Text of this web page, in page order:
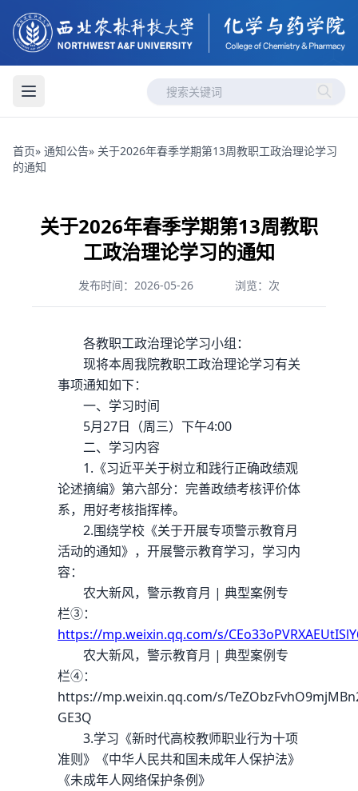
首页» 通知公告» 关于2026年春季学期第13周教职工政治理论学习
的通知
关于2026年春季学期第13周教职
工政治理论学习的通知
发布时间：2026-05-26 浏览： 次
各教职工政治理论学习小组：
现将本周我院教职工政治理论学习有关
事项通知如下：
一、学习时间
5月27日（周三）下午4:00
二、学习内容
1.《习近平关于树立和践行正确政绩观
论述摘编》第六部分：完善政绩考核评价体
系，用好考核指挥棒。
2.围绕学校《关于开展专项警示教育月
活动的通知》，开展警示教育学习，学习内
容：
农大新风，警示教育月 | 典型案例专
栏③：
https://mp.weixin.qq.com/s/
农大新风，警示教育月 | 典型案例专
栏④：
https://mp.weixin.qq.com/s/
GE3Q
3.学习《新时代高校教师职业行为十项
准则》《中华人民共和国未成年人保护法》
《未成年人网络保护条例》